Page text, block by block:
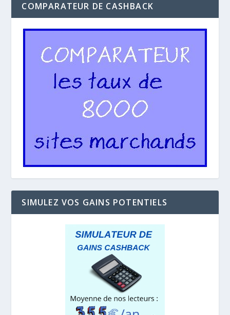
COMPARATEUR DE CASHBACK
SIMULEZ VOS GAINS POTENTIELS